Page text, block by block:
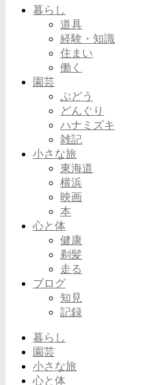
暮らし
道具
経験・知識
住まい
働く
園芸
ぶどう
どんぐり
ハナミズキ
雑記
小さな旅
東海道
横浜
映画
本
心と体
健康
剃髪
走る
ブログ
知見
記録
暮らし
園芸
小さな旅
心と体